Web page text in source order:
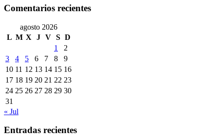
Comentarios recientes
agosto 2026
L M X J V S D
1
2
3
4 5 6 7 8
9
10 11 12 13 14 15 16
17 18 19 20 21 22 23
24 25 26 27 28 29 30
31
« Jul
Entradas recientes